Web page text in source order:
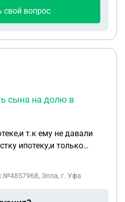
свой вопрос
сына на долю в
т.к ему не давали
ипотеку,и только
был на СВО,за это
мать сына на долю в
№4857968, Элла, г. Уфа